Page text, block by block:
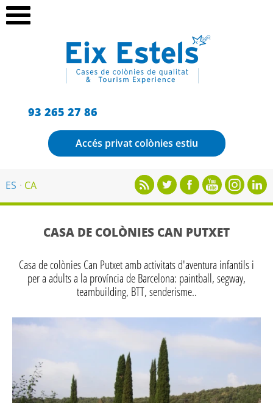
93 265 27 86
Accés privat colònies estiu
ES CA
CASA DE COLÒNIES CAN PUTXET
Casa de colònies Can Putxet amb activitats d'aventura infantils i
per a adults a la província de Barcelona: paintball, segway,
teambuilding, BTT, senderisme..